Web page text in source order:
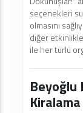
seçenekleri
olmasını
diğer
ile her türlü
Beyoğlu
Kiralama